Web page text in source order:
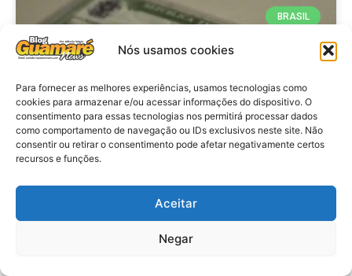
Nós usamos cookies
Para fornecer as melhores experiências, usamos tecnologias como
cookies para armazenar e/ou acessar informações do dispositivo. O
consentimento para essas tecnologias nos permitirá processar dados
como comportamento de navegação ou IDs exclusivos neste site. Não
consentir ou retirar o consentimento pode afetar negativamente certos
recursos e funções.
Aceitar
Negar
BRASIL
Brasil: Policia Federal investiga
antes das eleições